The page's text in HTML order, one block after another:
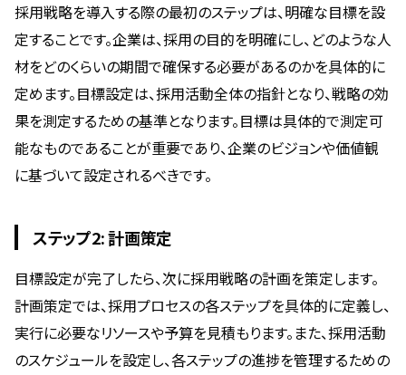
採用戦略を導入する際の最初のステップは、明確な目標を設
定することです。企業は、採用の目的を明確にし、どのような人
材をどのくらいの期間で確保する必要があるのかを具体的に
定めます。目標設定は、採用活動全体の指針となり、戦略の効
果を測定するための基準となります。目標は具体的で測定可
能なものであることが重要であり、企業のビジョンや価値観
に基づいて設定されるべきです。
ステップ2: 計画策定
目標設定が完了したら、次に採用戦略の計画を策定します。
計画策定では、採用プロセスの各ステップを具体的に定義し、
実行に必要なリソースや予算を見積もります。また、採用活動
のスケジュールを設定し、各ステップの進捗を管理するための